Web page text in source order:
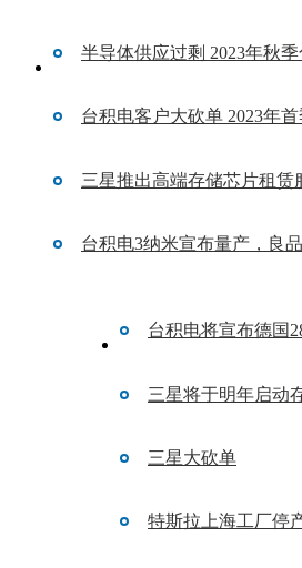
半导体供应过剩 2023年秋
台积电客户大砍单 2023年
三星推出高端存储芯片租赁
台积电3纳米宣布量产，良
台积电将宣布德国
三星将于明年启动
三星大砍单
特斯拉上海工厂停